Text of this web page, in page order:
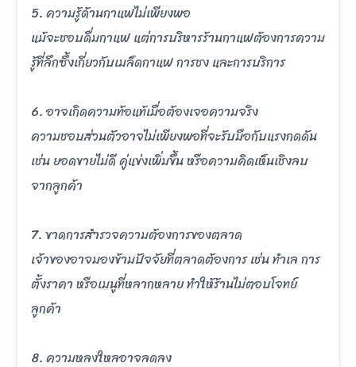
5. ความรู้ด้านกาแฟไม่เพียงพอ
แม้จะชอบดื่มกาแฟ แต่การบริหารร้านกาแฟต้องการความ
รู้ที่ลึกซึ้งเกี่ยวกับเมล็ดกาแฟ การชง และการบริการ
6. อาจเกิดความท้อแท้เมื่อต้องเจอความจริง
ความชอบส่วนตัวอาจไม่เพียงพอที่จะรับมือกับแรงกดดัน
เช่น ยอดขายไม่ดี คู่แข่งเพิ่มขึ้น หรือความคิดเห็นเชิงลบ
จากลูกค้า
7. ขาดการสำรวจความต้องการของตลาด
เจ้าของอาจมองข้ามปัจจัยที่ตลาดต้องการ เช่น ทำเล การ
ตั้งราคา หรือเมนูที่หลากหลาย ทำให้ร้านไม่ตอบโจทย์
ลูกค้า
8. ความหลงใหลอาจลดลง